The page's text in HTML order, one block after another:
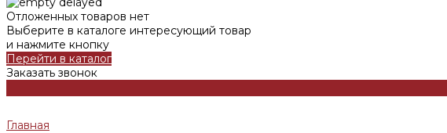
Отложенных товаров нет
Выберите в каталоге интересующий товар
и нажмите кнопку
Перейти в каталог
Заказать звонок
Главная